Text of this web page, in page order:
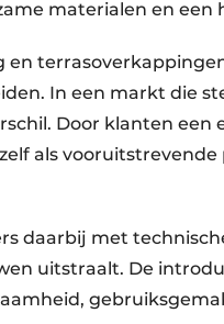
materialen en een
en
In een markt die
Door klanten
als
daarbij met
uitstraalt. De